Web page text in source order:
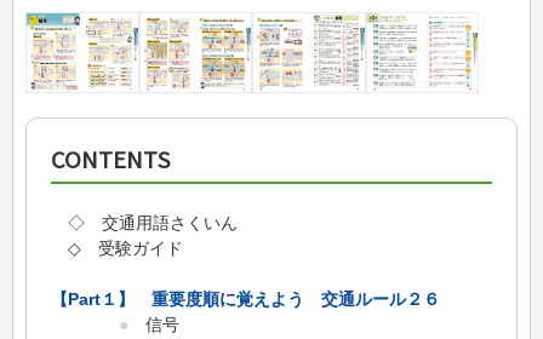
CONTENTS
◇ 交通用語さくいん
◇ 受験ガイド
【Part１】 重要度順に覚えよう 交通ルール２６
● 信号